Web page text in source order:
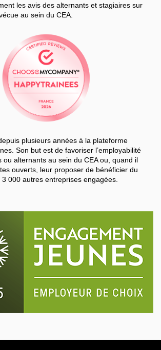
les avis des alternants et stagiaires sur
au sein du CEA.
plusieurs années à la plateforme
Son but est de favoriser l’employabilité
ou alternants au sein du CEA ou, quand il
ouverts, leur proposer de bénéficier du
3 000 autres entreprises engagées.